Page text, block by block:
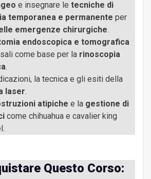
del palato e delle tonsille
narici e del vestibolo nasale
in caso di grave collasso
e di salvataggio
43min, 2sec
e insegnare letecniche di
temporanea e permanente per
emergenze chirurgiche.
endoscopica e tomografica
come base per la rinoscopia
.
la tecnica e gli esiti della
laser.
atipiche e la gestione di
come chihuahua e cavalier king
Questo Corso: